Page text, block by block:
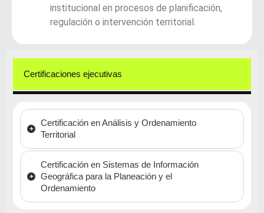
institucional en procesos de planificación,
regulación o intervención territorial.
Certificaciones ejecutivas
Certificación en Análisis y Ordenamiento
Territorial
Certificación en Sistemas de Información
Geográfica para la Planeación y el
Ordenamiento